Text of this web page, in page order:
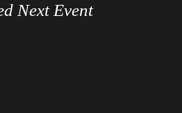
Next Event